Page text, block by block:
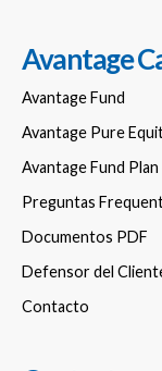
Avantage
Avantage Fund
Avantage Pure
Avantage Fund
Preguntas
Documentos PDF
Defensor del
Contacto